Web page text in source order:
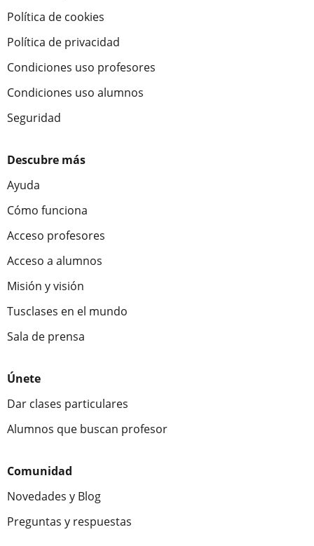
Política de cookies
Política de privacidad
Condiciones uso profesores
Condiciones uso alumnos
Seguridad
Descubre más
Ayuda
Cómo funciona
Acceso profesores
Acceso a alumnos
Misión y visión
Tusclases en el mundo
Sala de prensa
Únete
Dar clases particulares
Alumnos que buscan profesor
Comunidad
Novedades y Blog
Preguntas y respuestas